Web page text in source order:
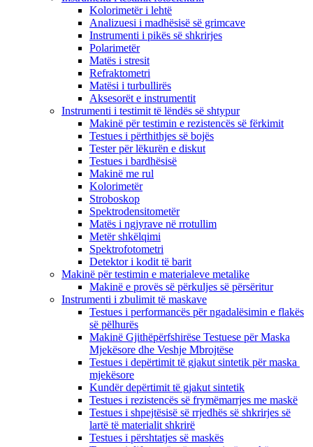
Kolorimetër i lehtë
Analizuesi i madhësisë së grimcave
Instrumenti i pikës së shkrirjes
Polarimetër
Matës i stresit
Refraktometri
Matësi i turbullirës
Aksesorët e instrumentit
Instrumenti i testimit të lëndës së shtypur
Makinë për testimin e rezistencës së fërkimit
Testues i përthithjes së bojës
Tester për lëkurën e diskut
Testues i bardhësisë
Makinë me rul
Kolorimetër
Stroboskop
Spektrodensitometër
Matës i ngjyrave në rrotullim
Metër shkëlqimi
Spektrofotometri
Detektor i kodit të barit
Makinë për testimin e materialeve metalike
Makinë e provës së përkuljes së përsëritur
Instrumenti i zbulimit të maskave
Testues i performancës për ngadalësimin e flakës
së pëlhurës
Makinë Gjithëpërfshirëse Testuese për Maska
Mjekësore dhe Veshje Mbrojtëse
Testues i depërtimit të gjakut sintetik për maska ​​
mjekësore
Kundër depërtimit të gjakut sintetik
Testues i rezistencës së frymëmarrjes me maskë
Testues i shpejtësisë së rrjedhës së shkrirjes së
lartë të materialit shkrirë
Testues i përshtatjes së maskës